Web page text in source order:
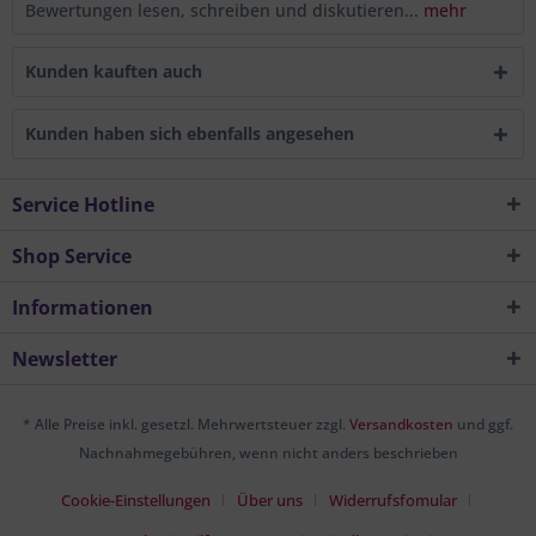
Bewertungen lesen, schreiben und diskutieren... mehr
Kunden kauften auch
Kunden haben sich ebenfalls angesehen
Service Hotline
Shop Service
Informationen
Newsletter
* Alle Preise inkl. gesetzl. Mehrwertsteuer zzgl. Versandkosten und ggf.
Nachnahmegebühren, wenn nicht anders beschrieben
Cookie-Einstellungen Über uns
Widerrufsfomular